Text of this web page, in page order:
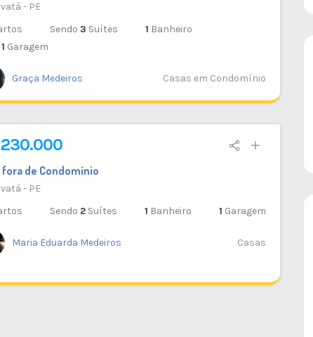
- PE
Sendo 3 Suítes 1 Banheiro
1 Garagem
Graça Medeiros Casas em Condomínio
fora de Condomínio
- PE
Sendo 2 Suítes 1 Banheiro 1 Garagem
Maria Eduarda Medeiros Casas